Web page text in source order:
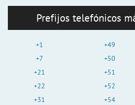
Prefijos telefónicos
+1
+7
+21
+22
+31
+49
+50
+51
+52
+54